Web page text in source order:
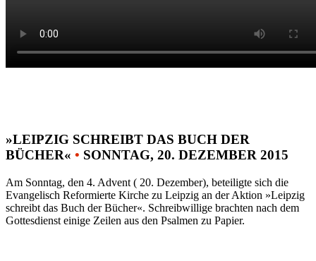
»LEIPZIG SCHREIBT DAS BUCH DER
BÜCHER« • SONNTAG, 20. DEZEMBER 2015
Am Sonntag, den 4. Advent ( 20. Dezember), beteiligte sich die
Evangelisch Reformierte Kirche zu Leipzig an der Aktion »Leipzig
schreibt das Buch der Bücher«. Schreibwillige brachten nach dem
Gottesdienst einige Zeilen aus den Psalmen zu Papier.